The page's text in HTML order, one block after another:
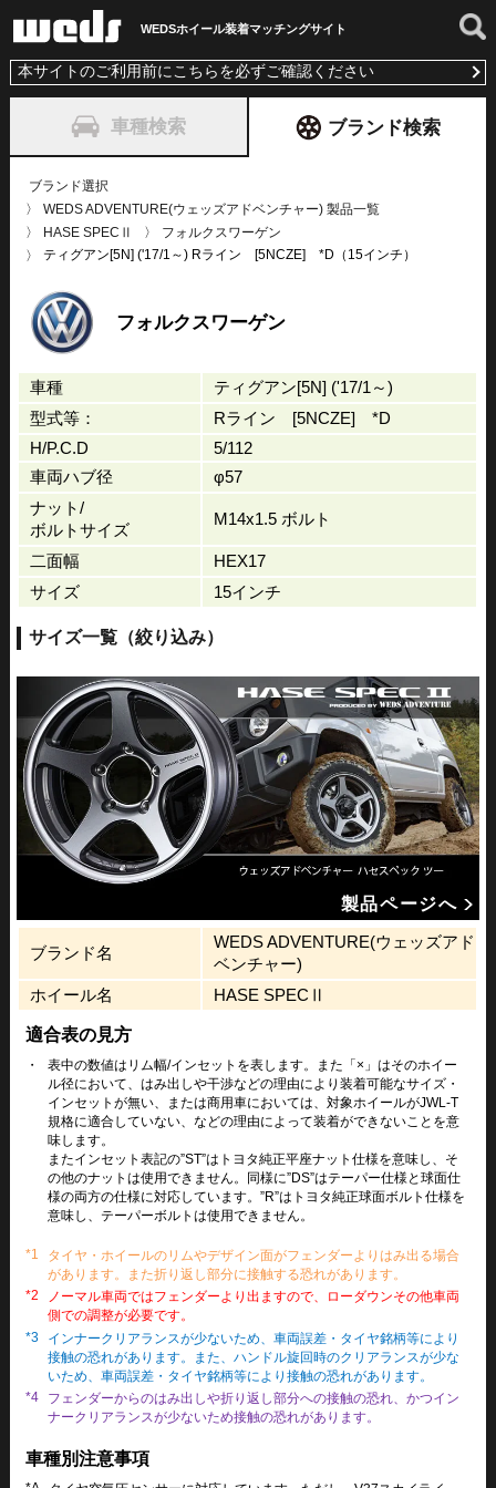
WEDSホイール装着マッチングサイト
本サイトのご利用前にこちらを必ずご確認ください
車種検索 ブランド検索
ブランド選択
WEDS ADVENTURE(ウェッズアドベンチャー) 製品一覧
HASE SPECⅡ
フォルクスワーゲン
ティグアン[5N] ('17/1～) Rライン [5NCZE] *D（15インチ）
フォルクスワーゲン
車種
ティグアン[5N] ('17/1～)
型式等：
Rライン [5NCZE] *D
H/P.C.D
5/112
車両ハブ径
φ57
ナット/
ボルトサイズ
M14x1.5 ボルト
二面幅
HEX17
サイズ
15インチ
サイズ一覧（絞り込み）
製品ページへ
ブランド名
WEDS ADVENTURE(ウェッズアド
ベンチャー)
ホイール名
HASE SPECⅡ
適合表の見方
・
表中の数値はリム幅/インセットを表します。また「×」はそのホイー
ル径において、はみ出しや干渉などの理由により装着可能なサイズ・
インセットが無い、または商用車においては、対象ホイールがJWL-T
規格に適合していない、などの理由によって装着ができないことを意
味します。
またインセット表記の”ST”はトヨタ純正平座ナット仕様を意味し、そ
の他のナットは使用できません。同様に”DS”はテーパー仕様と球面仕
様の両方の仕様に対応しています。”R”はトヨタ純正球面ボルト仕様を
意味し、テーパーボルトは使用できません。
*1
タイヤ・ホイールのリムやデザイン面がフェンダーよりはみ出る場合
があります。また折り返し部分に接触する恐れがあります。
*2
ノーマル車両ではフェンダーより出ますので、ローダウンその他車両
側での調整が必要です。
*3
インナークリアランスが少ないため、車両誤差・タイヤ銘柄等により
接触の恐れがあります。また、ハンドル旋回時のクリアランスが少な
いため、車両誤差・タイヤ銘柄等により接触の恐れがあります。
*4
フェンダーからのはみ出しや折り返し部分への接触の恐れ、かつイン
ナークリアランスが少ないため接触の恐れがあります。
車種別注意事項